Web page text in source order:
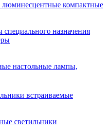
компактные
назначения
настольные лампы,
встраиваемые
светильники